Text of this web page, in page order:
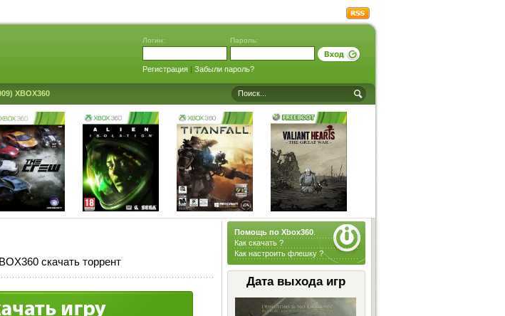
Логин: Пароль:
Регистрация| Забыли пароль?
XBOX360
Помощь по Xbox360.
Как скачать ?
Как настроить флешку ?
Дата выхода игр
скачать торрент